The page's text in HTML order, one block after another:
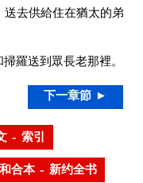
去供給住在猶太的弟
羅送到眾長老那裡。
下一章節 ►
– 索引
合本 – 新约全书